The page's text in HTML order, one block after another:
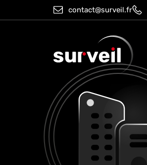
contact@surveil.fr